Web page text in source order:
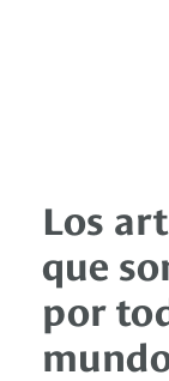
Los
que
por